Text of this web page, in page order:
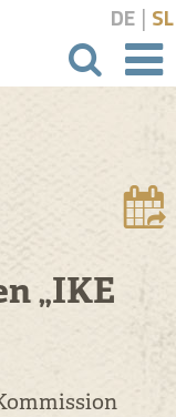
DE | SL
„IKE